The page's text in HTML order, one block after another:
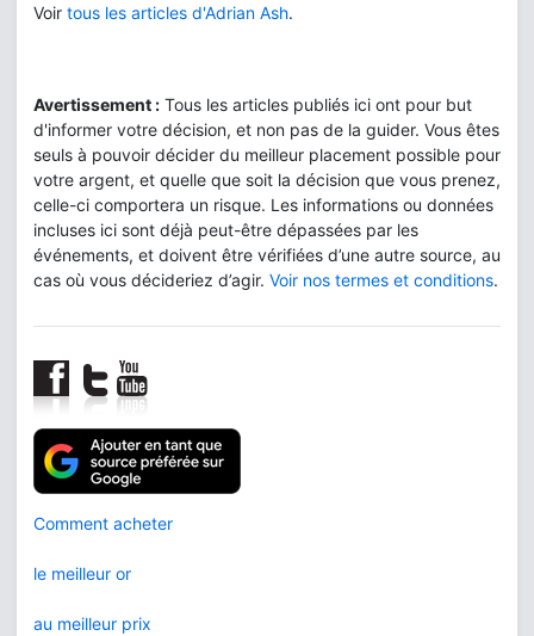
Voir tous les articles d'Adrian Ash.
Avertissement : Tous les articles publiés ici ont pour but
d'informer votre décision, et non pas de la guider. Vous êtes
seuls à pouvoir décider du meilleur placement possible pour
votre argent, et quelle que soit la décision que vous prenez,
celle-ci comportera un risque. Les informations ou données
incluses ici sont déjà peut-être dépassées par les
événements, et doivent être vérifiées d’une autre source, au
cas où vous décideriez d’agir. Voir nos termes et conditions.
Comment acheter
le meilleur or
au meilleur prix